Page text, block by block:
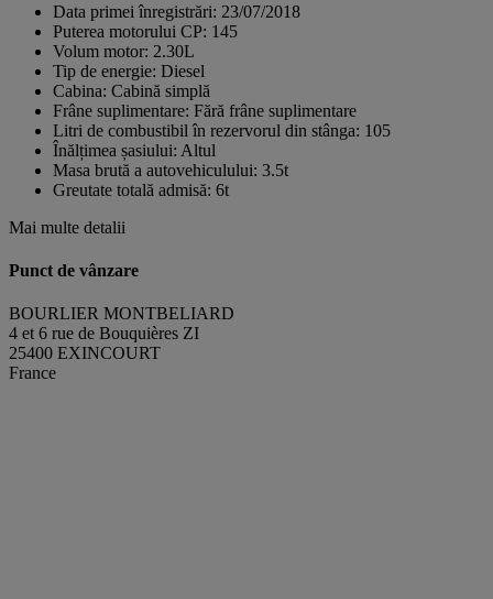
Data primei înregistrări: 23/07/2018
Puterea motorului CP: 145
Volum motor: 2.30L
Tip de energie: Diesel
Cabina: Cabină simplă
Frâne suplimentare: Fără frâne suplimentare
Litri de combustibil în rezervorul din stânga: 105
Înălțimea șasiului: Altul
Masa brută a autovehiculului: 3.5t
Greutate totală admisă: 6t
Mai multe detalii
Punct de vânzare
BOURLIER MONTBELIARD
4 et 6 rue de Bouquières ZI
25400 EXINCOURT
France